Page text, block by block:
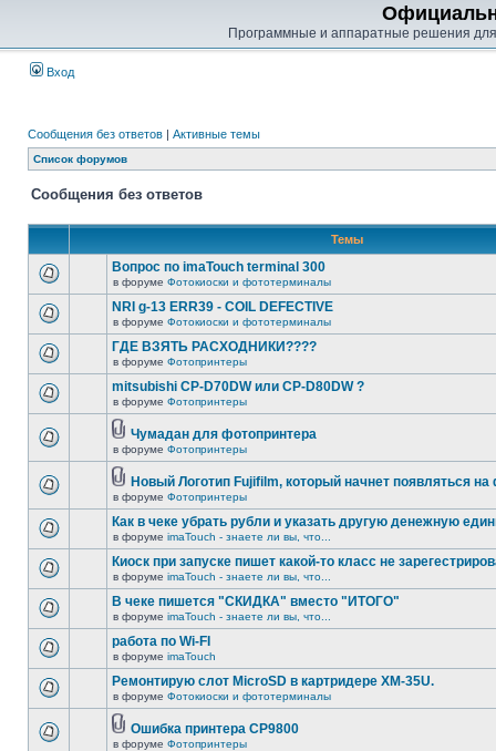
Программные и аппаратные решения
Вход
Сообщения без ответов | Активные темы
Список форумов
Сообщения без ответов
Темы
Вопрос по imaTouch terminal 300
в форуме Фотокиоски и фототерминалы
NRI g-13 ERR39 - COIL DEFECTIVE
в форуме Фотокиоски и фототерминалы
ГДЕ ВЗЯТЬ РАСХОДНИКИ????
в форуме Фотопринтеры
mitsubishi CP-D70DW или CP-D80DW ?
в форуме Фотопринтеры
Чумадан для фотопринтера
в форуме Фотопринтеры
Новый Логотип Fujifilm, который начнет появляться на
в форуме Фотопринтеры
Как в чеке убрать рубли и указать другую денежную
в форуме imaTouch - знаете ли вы, что...
Киоск при запуске пишет какой-то класс не
в форуме imaTouch - знаете ли вы, что...
В чеке пишется "СКИДКА" вместо "ИТОГО"
в форуме imaTouch - знаете ли вы, что...
работа по Wi-FI
в форуме imaTouch
Ремонтирую слот MicroSD в картридере XM-35U.
в форуме Фотокиоски и фототерминалы
Ошибка принтера CP9800
в форуме Фотопринтеры